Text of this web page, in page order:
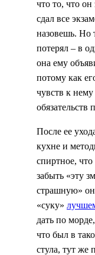
что то, что
сдал все
назовешь. Но
потерял – в
она ему
потому как
чувств к
После ее
кухне и
спиртное,
забыть «эту
страшную»
«суку»
дать по
что был в
стула, тут же